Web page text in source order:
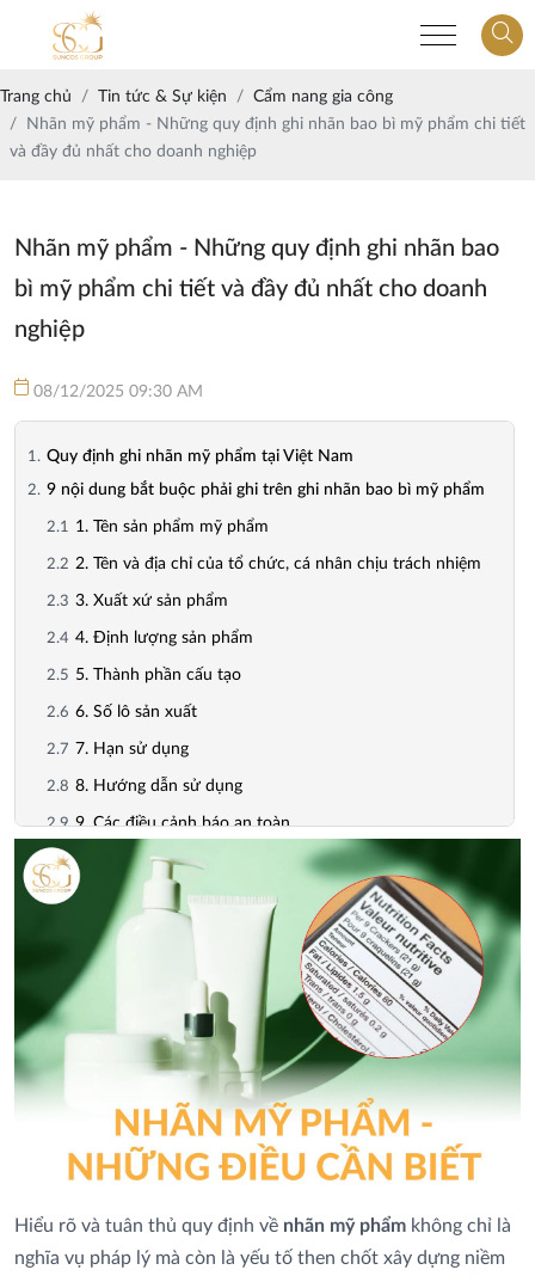
Trang chủ Tin tức & Sự kiện
Cẩm nang gia công
Nhãn mỹ phẩm - Những quy định ghi nhãn bao bì mỹ phẩm chi tiết
và đầy đủ nhất cho doanh nghiệp
Nhãn mỹ phẩm - Những quy định ghi nhãn bao
bì mỹ phẩm chi tiết và đầy đủ nhất cho doanh
nghiệp
08/12/2025 09:30 AM
Quy định ghi nhãn mỹ phẩm tại Việt Nam
9 nội dung bắt buộc phải ghi trên ghi nhãn bao bì mỹ phẩm
1. Tên sản phẩm mỹ phẩm
2. Tên và địa chỉ của tổ chức, cá nhân chịu trách nhiệm
3. Xuất xứ sản phẩm
4. Định lượng sản phẩm
5. Thành phần cấu tạo
6. Số lô sản xuất
7. Hạn sử dụng
8. Hướng dẫn sử dụng
9. Các điều cảnh báo an toàn
Quy định về ngôn ngữ và cách trình bày nhãn mỹ phẩm
Hậu quả của việc vi phạm quy định ghi nhãn bao bì mỹ phẩm
Lời khuyên dành cho doanh nghiệp khi ghi nhãn mỹ phẩm
Kết luận
Hiểu rõ và tuân thủ quy định về nhãn mỹ phẩm không chỉ là
nghĩa vụ pháp lý mà còn là yếu tố then chốt xây dựng niềm